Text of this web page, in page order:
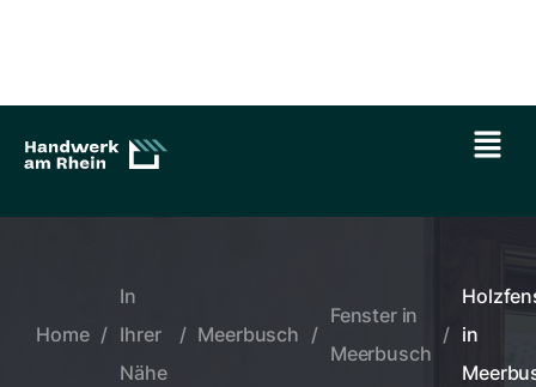
Home /
In
Ihrer
Nähe
/ Meerbusch /
Fenster in
Meerbusch
/ in